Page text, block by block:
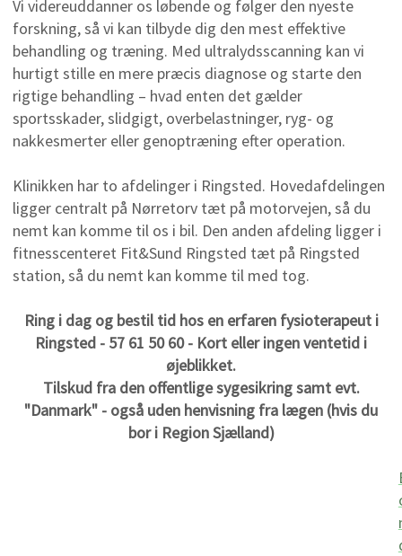
Vi videreuddanner os løbende og følger den nyeste
forskning, så vi kan tilbyde dig den mest effektive
behandling og træning. Med ultralydsscanning kan vi
hurtigt stille en mere præcis diagnose og starte den
rigtige behandling – hvad enten det gælder
sportsskader, slidgigt, overbelastninger, ryg- og
nakkesmerter eller genoptræning efter operation.
Klinikken har to afdelinger i Ringsted. Hovedafdelingen
ligger centralt på Nørretorv tæt på motorvejen, så du
nemt kan komme til os i bil. Den anden afdeling ligger i
fitnesscenteret Fit&Sund Ringsted tæt på Ringsted
station, så du nemt kan komme til med tog.
Ring i dag og bestil tid hos en erfaren fysioterapeut i
Ringsted - 57 61 50 60 - Kort eller ingen ventetid i
øjeblikket.
Tilskud fra den offentlige sygesikring samt evt.
"Danmark" - også uden henvisning fra lægen (hvis du
bor i Region Sjælland)